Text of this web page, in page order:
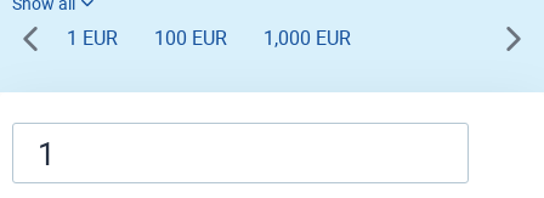
usted necesita una conversión inversa, vaya al convertidor de pares
deTJS EUR.
1 EUR 100 EUR 1,000 EUR